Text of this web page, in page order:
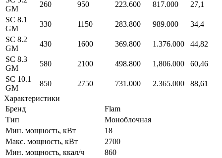
GM
260 950 223.600 817.000
27,1
SC 8.1
GM
330 1150 283.800 989.000
34,4
SC 8.2
GM
430 1600 369.800 1.376.000
44,82
SC 8.3
GM
580 2100 498.800 1,806.000
60,46
SC 10.1
GM
850 2750 731.000 2.365.000
88,61
Характеристики
Бренд
Flam
Тип
Моноблочная
Мин. мощность, кВт
18
Макс. мощность, кВт
2700
Мин. мощность, ккал/ч
860